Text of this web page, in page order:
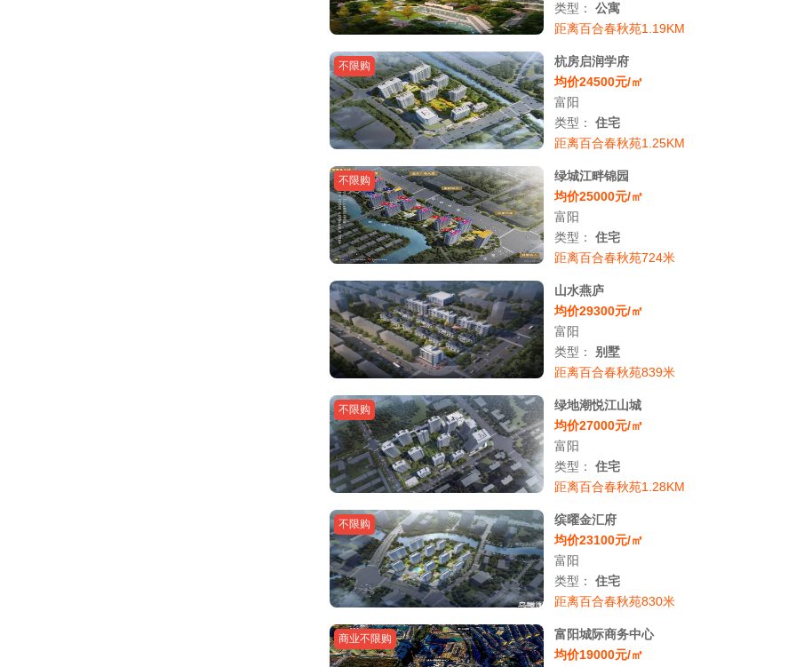
类型： 公寓
距离百合春秋苑1.19KM
不限购
杭房启润学府
均价24500元/㎡
富阳
类型： 住宅
距离百合春秋苑1.25KM
不限购
绿城江畔锦园
均价25000元/㎡
富阳
类型： 住宅
距离百合春秋苑724米
山水燕庐
均价29300元/㎡
富阳
类型： 别墅
距离百合春秋苑839米
不限购
绿地潮悦江山城
均价27000元/㎡
富阳
类型： 住宅
距离百合春秋苑1.28KM
不限购
缤曜金汇府
均价23100元/㎡
富阳
类型： 住宅
距离百合春秋苑830米
商业不限购
富阳城际商务中心
均价19000元/㎡